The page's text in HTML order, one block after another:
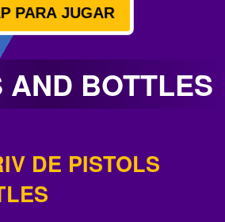
PARA JUGAR
AND BOTTLES
DE PISTOLS